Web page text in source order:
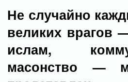
Не случайно
великих врагов
ислам,
масонство —